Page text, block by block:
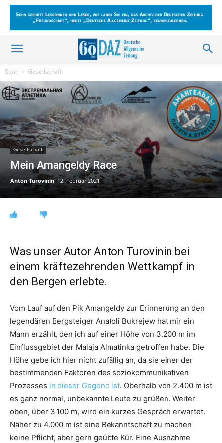
Start Gesellschaft
Gesellschaft
Mein Amangeldy Race
Anton Turovinin 12. Februar 2021
Was unser Autor Anton Turovinin bei
einem kräftezehrenden Wettkampf in
den Bergen erlebte.
Vom Lauf auf den Pik Amangeldy zur Erinnerung an den
legendären Bergsteiger Anatoli Bukrejew hat mir ein
Mann erzählt, den ich auf einer Höhe von 3.200 m im
Einflussgebiet der Malaja Almatinka getroffen habe. Die
Höhe gebe ich hier nicht zufällig an, da sie einer der
bestimmenden Faktoren des soziokommunikativen
Prozesses in dieser Gegend ist. Oberhalb von 2.400 m ist
es ganz normal, unbekannte Leute zu grüßen. Weiter
oben, über 3.100 m, wird ein kurzes Gespräch erwartet.
Näher zu 4.000 m ist eine Bekanntschaft zu machen
keine Pflicht, aber gern geübte Kür. Eine Ausnahme